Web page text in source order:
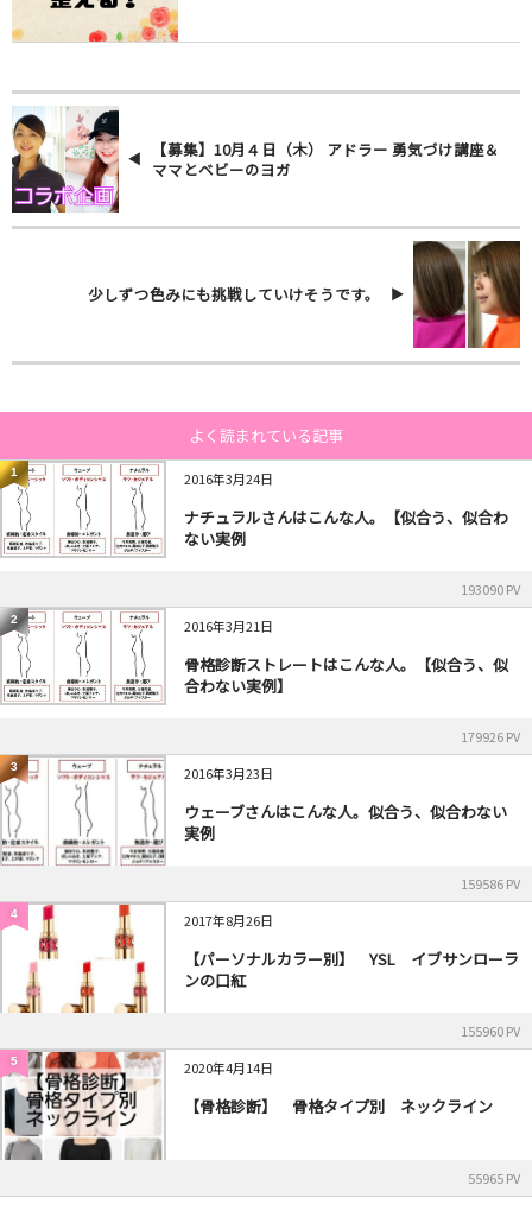
【募集】10月４日（木） アドラー 勇気づけ講座＆
ママとベビーのヨガ
少しずつ色みにも挑戦していけそうです。
よく読まれている記事
1 2016年3月24日
ナチュラルさんはこんな人。【似合う、似合わ
ない実例
193090 PV
2 2016年3月21日
骨格診断ストレートはこんな人。【似合う、似
合わない実例】
179926 PV
3 2016年3月23日
ウェーブさんはこんな人。似合う、似合わない
実例
159586 PV
4 2017年8月26日
【パーソナルカラー別】 YSL イブサンローラ
ンの口紅
155960 PV
5 2020年4月14日
【骨格診断】 骨格タイプ別 ネックライン
55965 PV